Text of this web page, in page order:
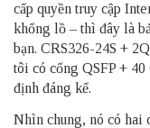
cấp quyền truy cập
khổng lồ – thì đây là
bạn. CRS326-24S +
tôi có cổng QSFP + 40
định đáng kể.
Nhìn chung, nó có hai